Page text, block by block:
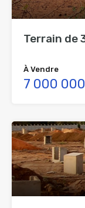
Terrain de
À Vendre
7 000